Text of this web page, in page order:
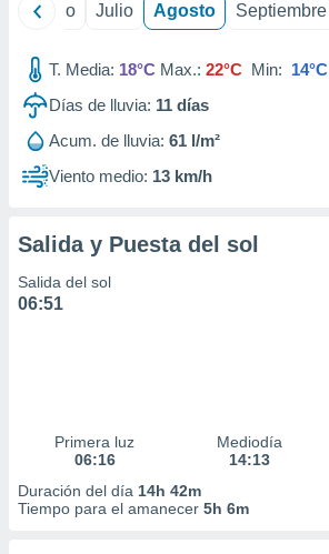
Junio Julio Agosto Septiembre
T. Media: 18°C Max.: 22°C Min: 14°C
Días de lluvia: 11 días
Acum. de lluvia: 61 l/m²
Viento medio: 13 km/h
Salida y Puesta del sol
Salida del sol
06:51
Primera luz
06:16
Mediodía
14:13
Duración del día 14h 42m
Tiempo para el amanecer 5h 6m